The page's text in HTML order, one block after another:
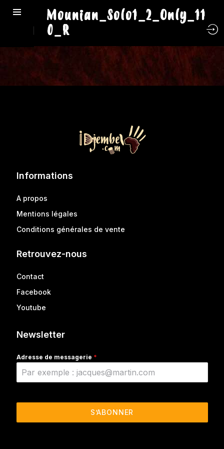
Mounian_Solo1_2_Only_11
0_R
Informations
A propos
Mentions légales
Conditions générales de vente
Retrouvez-nous
Contact
Facebook
Youtube
Newsletter
Adresse de messagerie *
S’ABONNER